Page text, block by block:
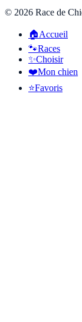
© 2026 Race de
🏠Accueil
🐾Races
✨Choisir
❤️Mon chien
⭐Favoris